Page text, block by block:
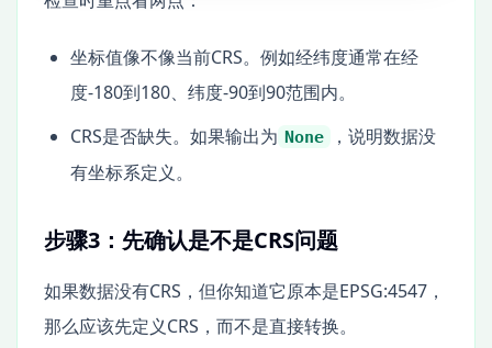
坐标值像不像当前CRS。例如经纬度通常在经
度-180到180、纬度-90到90范围内。
CRS是否缺失。如果输出为 None
，说明数据没
有坐标系定义。
步骤3：先确认是不是CRS问题
如果数据没有CRS，但你知道它原本是EPSG:4547，
那么应该先定义CRS，而不是直接转换。